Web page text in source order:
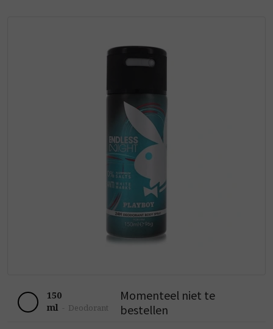
150
ml - Deodorant
Momenteel niet te
bestellen